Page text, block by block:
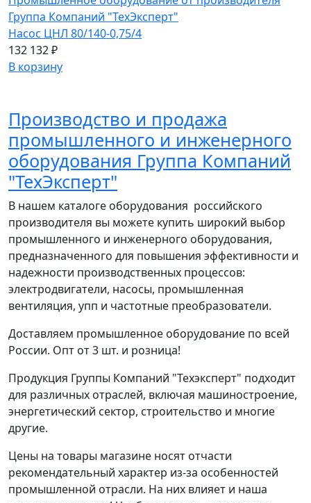
Насос ЦНЛ 80/140-0,75/4
132 132 ₽
В корзину
Производство и продажа
промышленного и инженерного
оборудования Группа Компаний
"ТехЭксперт"
В нашем каталоге оборудования российского
производителя вы можете купить широкий выбор
промышленного и инженерного оборудования,
предназначенного для повышения эффективности и
надежности производственных процессов:
электродвигатели, насосы, промышленная
вентиляция, упп и частотные преобразователи.
Доставляем промышленное оборудование по всей
России. Опт от 3 шт. и розница!
Продукция Группы Компаний "Техэксперт" подходит
для различных отраслей, включая машиностроение,
энергетический сектор, строительство и многие
другие.
Цены на товары магазине носят отчасти
рекомендательный характер из-за особенностей
промышленной отрасли. На них влияет и наша